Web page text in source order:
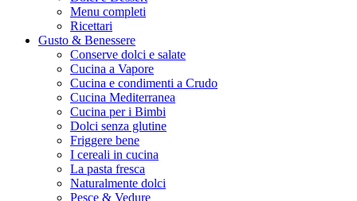
Menu completi
Ricettari
Gusto & Benessere
Conserve dolci e salate
Cucina a Vapore
Cucina e condimenti a Crudo
Cucina Mediterranea
Cucina per i Bimbi
Dolci senza glutine
Friggere bene
I cereali in cucina
La pasta fresca
Naturalmente dolci
Pesce & Vedure